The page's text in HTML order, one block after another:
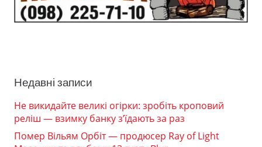
Недавні записи
Не викидайте великі огірки: зробіть кроповий
реліш — взимку банку з’їдають за раз
Помер Вільям Орбіт — продюсер Ray of Light